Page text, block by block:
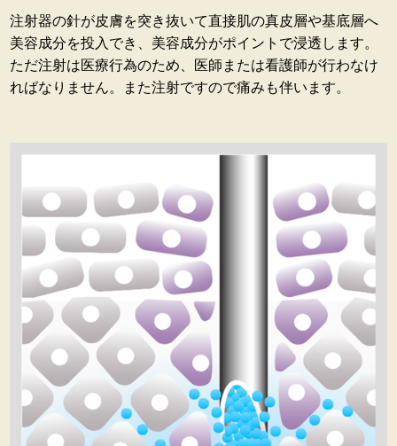
注射器の針が皮膚を突き抜いて直接肌の真皮層や基底層へ
美容成分を投入でき、美容成分がポイントで浸透します。
ただ注射は医療行為のため、医師または看護師が行わなけ
ればなりません。また注射ですので痛みも伴います。